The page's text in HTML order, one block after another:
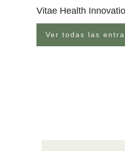
Vitae Health
Ver todas las